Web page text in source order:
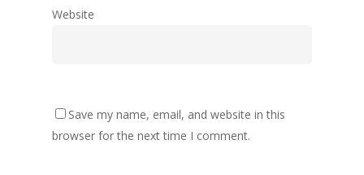
Website
Save my name, email, and website in this
browser for the next time I comment.